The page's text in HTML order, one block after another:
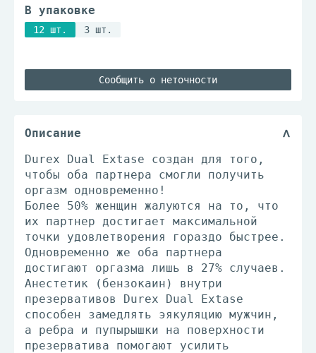
В упаковке
12 шт. 3 шт.
Сообщить о неточности
Описание
Durex Dual Extase создан для того,
чтобы оба партнера смогли получить
оргазм одновременно!
Более 50% женщин жалуются на то, что
их партнер достигает максимальной
точки удовлетворения гораздо быстрее.
Одновременно же оба партнера
достигают оргазма лишь в 27% случаев.
Анестетик (бензокаин) внутри
презервативов Durex Dual Extase
способен замедлять эякуляцию мужчин,
а ребра и пупырышки на поверхности
презерватива помогают усилить